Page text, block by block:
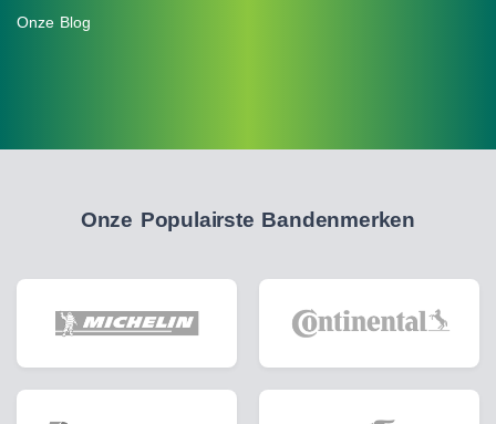
Onze Blog
Onze Populairste Bandenmerken